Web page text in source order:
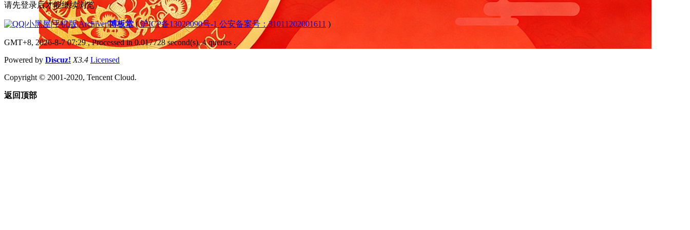
请先登录后才能继续浏览
|小黑屋|手机版|Archiver|博板堂(沪ICP备13020090号-1 公安备案号：31011202001611 )
GMT+8, 2026-8-7 07:29, Processed in 0.017728 second(s), 4 queries .
Powered by Discuz! X3.4 Licensed
Copyright © 2001-2020, Tencent Cloud.
返回顶部